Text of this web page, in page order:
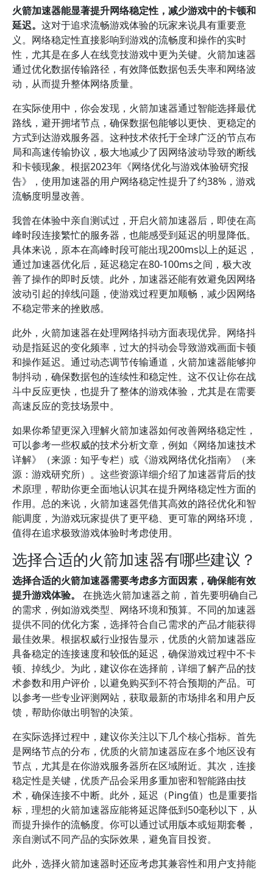
火箭加速器能显著提升网络稳定性，减少游戏中的卡顿和
延迟。 这对于追求流畅游戏体验的玩家来说具有重要意
义。网络稳定性直接影响到游戏的流畅度和操作的实时
性，尤其是在多人在线竞技游戏中更为关键。火箭加速器
通过优化数据传输路径，有效降低数据包丢失率和网络波
动，从而提升整体网络质量。
在实际使用中，你会发现，火箭加速器通过智能选择最优
路线，避开拥堵节点，确保数据包能够以更快、更稳定的
方式到达游戏服务器。这种技术依托于全球广泛的节点布
局和高速传输协议，极大地减少了因网络波动导致的断线
和卡顿现象。根据2023年《网络优化与游戏体验研究报
告》，使用加速器的用户网络稳定性提升了约38%，游戏
流畅度明显改善。
我曾在体验中亲自测试过，开启火箭加速器后，即使在高
峰时段连接繁忙的服务器，也能感受到延迟的明显降低。
具体来说，原本在高峰时段可能出现200ms以上的延迟，
通过加速器优化后，延迟稳定在80-100ms之间，极大改
善了操作的即时反馈。此外，加速器还能有效避免因网络
波动引起的掉线问题，使游戏过程更加顺畅，减少因网络
不稳定带来的挫败感。
此外，火箭加速器在处理网络抖动方面表现优异。网络抖
动是指延迟的变化频率，过大的抖动会导致游戏画面卡顿
和操作延迟。通过动态调节传输通道，火箭加速器能够抑
制抖动，确保数据包的连续性和稳定性。这不仅让你在战
斗中反应更快，也提升了整体的游戏体验，尤其是在需要
高速反应的竞技场景中。
如果你希望更深入理解火箭加速器如何改善网络稳定性，
可以参考一些权威的技术分析文章，例如《网络加速技术
详解》（来源：知乎专栏）或《游戏网络优化指南》（来
源：游戏研究所）。这些资源详细介绍了加速器背后的技
术原理，帮助你更全面地认识其在提升网络稳定性方面的
作用。总的来说，火箭加速器凭借其高效的路径优化和智
能调度，为游戏玩家提供了更平稳、更可靠的网络环境，
值得在追求极致游戏体验时考虑使用。
选择合适的火箭加速器有哪些建议？
选择合适的火箭加速器需要考虑多方面因素，确保能有效
提升游戏体验。
在挑选火箭加速器之前，首先要明确自己
的需求，例如游戏类型、网络环境和预算。不同的加速器
提供不同的优化方案，选择符合自己需求的产品才能获得
最佳效果。根据权威行业报告显示，优质的火箭加速器应
具备稳定的连接速度和较低的延迟，确保游戏过程中不卡
顿、掉线少。为此，建议你在选择前，详细了解产品的技
术参数和用户评价，以避免购买到不符合预期的产品。可
以参考一些专业评测网站，获取最新的市场排名和用户反
馈，帮助你做出明智的决策。
在实际选择过程中，建议你关注以下几个核心指标。首先
是网络节点的分布，优质的火箭加速器应在多个地区设有
节点，尤其是在你游戏服务器所在区域附近。其次，连接
稳定性是关键，优质产品会采用多重加密和智能路由技
术，确保连接不中断。此外，延迟（Ping值）也是重要指
标，理想的火箭加速器应能将延迟降低到50毫秒以下，从
而提升操作的流畅度。你可以通过试用版本或短期套餐，
亲自测试不同产品的实际效果，避免盲目投资。
此外，选择火箭加速器时还应考虑其兼容性和用户支持能